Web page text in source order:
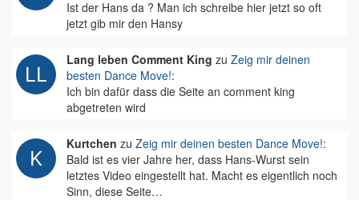
Ist der Hans da ? Man ich schreibe hier jetzt so oft
jetzt gib mir den Hansy
Lang leben Comment King zu Zeig mir deinen
besten Dance Move!:
Ich bin dafür dass die Seite an comment king
abgetreten wird
Kurtchen zu Zeig mir deinen besten Dance Move!:
Bald ist es vier Jahre her, dass Hans-Wurst sein
letztes Video eingestellt hat. Macht es eigentlich noch
Sinn, diese Seite…